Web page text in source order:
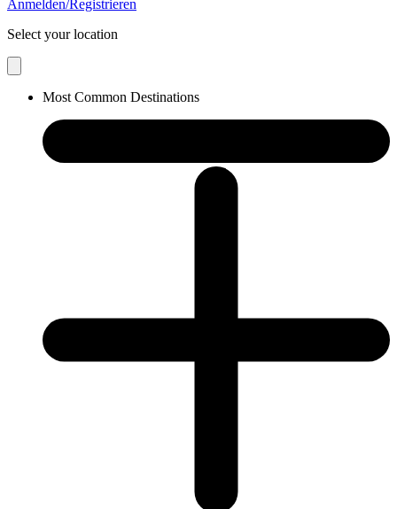
Anmelden/Registrieren
Select your location
Most Common Destinations